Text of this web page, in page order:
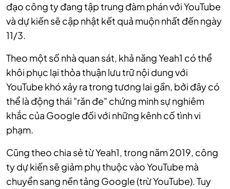
đạo công ty đang tập trung đàm phán với YouTube
và dự kiến sẽ cập nhật kết quả muộn nhất đến ngày
11/3.
Theo một số nhà quan sát, khả năng Yeah1 có thể
khôi phục lại thỏa thuận lưu trữ nội dung với
YouTube khó xảy ra trong tương lai gần, bởi đây có
thể là động thái "răn đe" chứng minh sự nghiêm
khắc của Google đối với những kênh cố tình vi
phạm.
Cũng theo chia sẻ từ Yeah1, trong năm 2019, công
ty dự kiến sẽ giảm phụ thuộc vào YouTube mà
chuyển sang nền tảng Google (trừ YouTube). Tuy